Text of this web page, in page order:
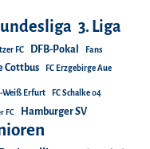
3. Liga
FC DFB-Pokal Fans
Cottbus FC Erzgebirge Aue
Weiß Erfurt FC Schalke 04
FC Hamburger SV